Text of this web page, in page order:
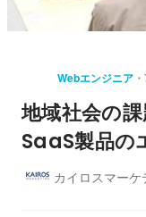
Webエンジニア
地域社会の
SaaS製品の
カイロスマー